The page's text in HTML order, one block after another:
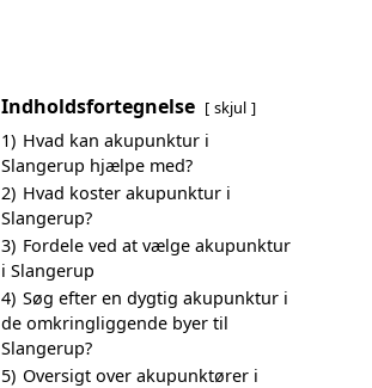
Indholdsfortegnelse skjul
1) Hvad kan akupunktur i
Slangerup hjælpe med?
2) Hvad koster akupunktur i
Slangerup?
3) Fordele ved at vælge akupunktur
i Slangerup
4) Søg efter en dygtig akupunktur i
de omkringliggende byer til
Slangerup?
5) Oversigt over akupunktører i